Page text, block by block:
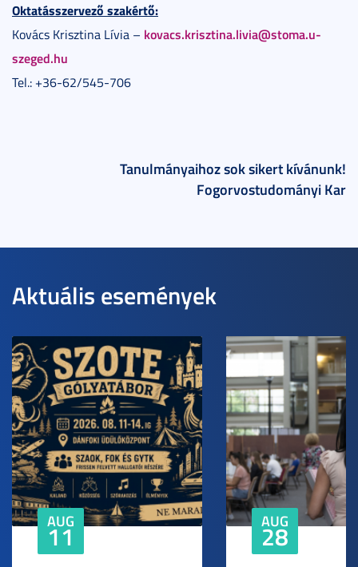
Oktatásszervező szakértő:
Kovács Krisztina Lívia – kovacs.krisztina.livia@stoma.u-
szeged.hu
Tel.: +36-62/545-706
Tanulmányaihoz sok sikert kívánunk!
Fogorvostudományi Kar
Aktuális események
AUG
11 AUG
28